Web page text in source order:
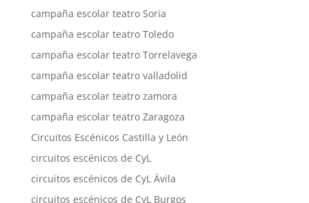
campaña escolar teatro Soria
campaña escolar teatro Toledo
campaña escolar teatro Torrelavega
campaña escolar teatro valladolid
campaña escolar teatro zamora
campaña escolar teatro Zaragoza
Circuitos Escénicos Castilla y León
circuitos escénicos de CyL
circuitos escénicos de CyL Ávila
circuitos escénicos de CyL Burgos